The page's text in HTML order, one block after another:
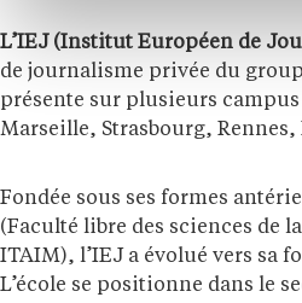
L’IEJ (Institut Européen de
de journalisme privée du
présente sur plusieurs campus
Marseille, Strasbourg, Rennes,
Fondée sous ses formes
(Faculté libre des sciences de
ITAIM), l’IEJ a évolué vers sa
L’école se positionne dans le